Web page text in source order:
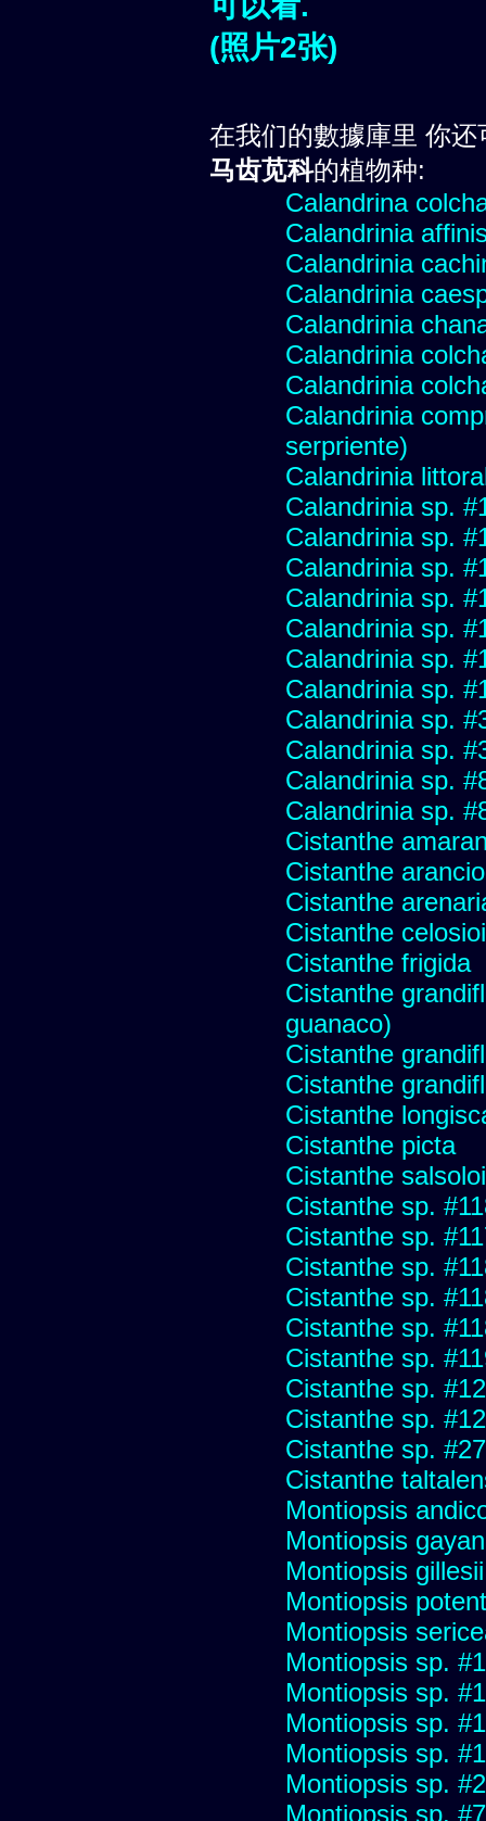
(照片2张)
在我们的數據庫里 你
马齿苋科的植物种:
Calandrina
Calandrinia
Calandrinia
Calandrinia
Calandrinia
Calandrinia
Calandrinia
Calandrinia
serpriente)
Calandrinia
Calandrinia sp.
Calandrinia sp.
Calandrinia sp.
Calandrinia sp.
Calandrinia sp.
Calandrinia sp.
Calandrinia sp.
Calandrinia sp.
Calandrinia sp.
Calandrinia sp.
Calandrinia sp.
Cistanthe
Cistanthe
Cistanthe
Cistanthe
Cistanthe frigida
Cistanthe
guanaco)
Cistanthe
Cistanthe
Cistanthe
Cistanthe picta
Cistanthe
Cistanthe sp.
Cistanthe sp.
Cistanthe sp.
Cistanthe sp.
Cistanthe sp.
Cistanthe sp.
Cistanthe sp.
Cistanthe sp.
Cistanthe sp.
Cistanthe
Montiopsis
Montiopsis
Montiopsis gillesii
Montiopsis
Montiopsis
Montiopsis sp.
Montiopsis sp.
Montiopsis sp.
Montiopsis sp.
Montiopsis sp.
Montiopsis sp.